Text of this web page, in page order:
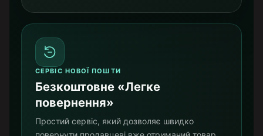
СЕРВІС НОВОЇ ПОШТИ
Безкоштовне «Легке
повернення»
Простий сервіс, який дозволяє швидко